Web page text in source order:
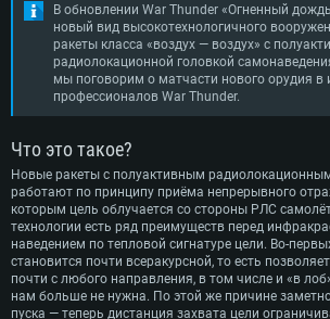
В обновлении War Thunder «Огненный
новый вид высокотехнологичного
ракеты класса «воздух — воздух» с
радиолокационной головкой
мы поговорим о матчасти нового орудия в
профессионалов War Thunder.
Что это такое?
Новые ракеты с полуактивным
работают по принципу приёма непрерывного
которым цель облучается со стороны РЛС
технологии есть ряд преимуществ перед
наведением по тепловой сигнатуре цели. Во-
становится почти всеракурсной, то есть
почти с любого направления, в том числе и «в
нам больше не нужна. По этой же причине
пуска — теперь дистанция захвата цели